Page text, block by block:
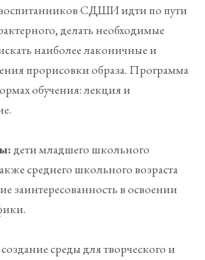
воспитанников СДШИ идти по пути
делать необходимые
наиболее лаконичные и
прорисовки образа. Программа
обучения: лекция и
дети младшего школьного
среднего школьного возраста
заинтересованность в освоении
среды для творческого и